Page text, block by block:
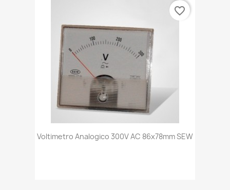
Voltimetro Analogico 300V AC 86x78mm SEW
favorite_border